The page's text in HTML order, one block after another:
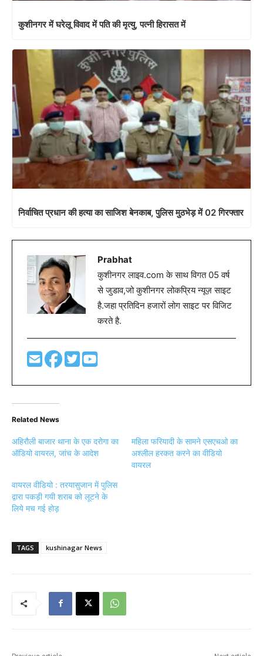
कुशीनगर में घरेलू विवाद में पति की मृत्यु, पत्नी हिरासत में
निर्वाचित प्रधान की हत्या का साजिश बेनकाब, पुलिस मुठभेड़ में 02 गिरफ्तार
Prabhat
कुशीनगर लाइव.com के साथ विगत 05 वर्ष
से जुडाव,जो कुशीनगर लोकप्रिय न्यूज़ साइट
है.जहा प्रतिदिन हजारों लोग साइट पर विजिट
करते है.
Related News
अहिरौली बाजार थाना के एक दरोगा का
ऑडियो वायरल, जांच के आदेश
महिला फरियादी के सामने एसएचओ का
अश्लील हरकत करने का वीडियो
वायरल
वायरल वीडियो : तरयासुजान में पुलिस
द्वारा पकड़ी गयी शराब को लूटने के
लिये मच गई होड़
TAGS kushinagar News